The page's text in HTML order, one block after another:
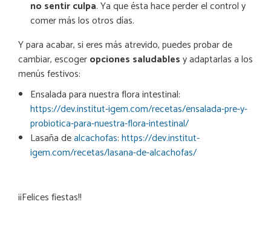
no sentir culpa. Ya que ésta hace perder el control y
comer más los otros días.
Y para acabar, si eres más atrevido, puedes probar de
cambiar, escogeropciones saludablesy adaptarlas a los
menús festivos:
Ensalada para nuestra flora intestinal:
https://dev.institut-igem.com/recetas/ensalada-pre-y-
probiotica-para-nuestra-flora-intestinal/
Lasaña dealcachofas:https://dev.institut-
igem.com/recetas/lasana-de-alcachofas/
¡¡Felices fiestas!!